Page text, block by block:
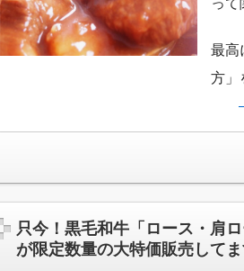
って
最高
方」
只今！黒毛和牛「ロース・肩
が限定数量の大特価販売してま